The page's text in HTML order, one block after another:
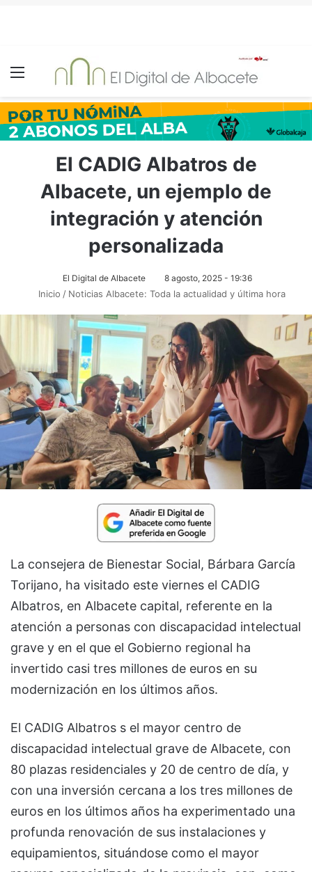
Menú
El CADIG Albatros de
Albacete, un ejemplo de
integración y atención
personalizada
El Digital de Albacete 8 agosto, 2025 - 19:36
Inicio / Noticias Albacete: Toda la actualidad y última hora
La consejera de Bienestar Social, Bárbara García
Torijano, ha visitado este viernes el CADIG
Albatros, en Albacete capital, referente en la
atención a personas con discapacidad intelectual
grave y en el que el Gobierno regional ha
invertido casi tres millones de euros en su
modernización en los últimos años.
El CADIG Albatros s el mayor centro de
discapacidad intelectual grave de Albacete, con
80 plazas residenciales y 20 de centro de día, y
con una inversión cercana a los tres millones de
euros en los últimos años ha experimentado una
profunda renovación de sus instalaciones y
equipamientos, situándose como el mayor